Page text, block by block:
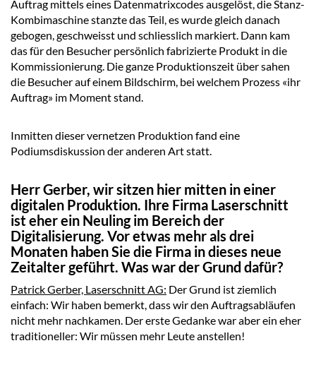
Auftrag mittels eines Datenmatrixcodes ausgelöst, die Stanz-
Kombimaschine stanzte das Teil, es wurde gleich danach
gebogen, geschweisst und schliesslich markiert. Dann kam
das für den Besucher persönlich fabrizierte Produkt in die
Kommissionierung. Die ganze Produktionszeit über sahen
die Besucher auf einem Bildschirm, bei welchem Prozess «ihr
Auftrag» im Moment stand.
Inmitten dieser vernetzen Produktion fand eine
Podiumsdiskussion der anderen Art statt.
Herr Gerber, wir sitzen hier mitten in einer
digitalen Produktion. Ihre Firma Laserschnitt
ist eher ein Neuling im Bereich der
Digitalisierung. Vor etwas mehr als drei
Monaten haben Sie die Firma in dieses neue
Zeitalter geführt. Was war der Grund dafür?
Patrick Gerber, Laserschnitt AG: Der Grund ist ziemlich
einfach: Wir haben bemerkt, dass wir den Auftragsabläufen
nicht mehr nachkamen. Der erste Gedanke war aber ein eher
traditioneller: Wir müssen mehr Leute anstellen!